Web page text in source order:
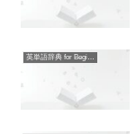
英単語辞典 for Beginners